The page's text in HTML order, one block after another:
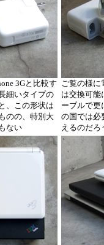
3Gと比較す
細いタイプの
、この形状は
のの、特別大
ない
ご覧の様
は交換可能
ーブルで更
の国では必
えるのだろ